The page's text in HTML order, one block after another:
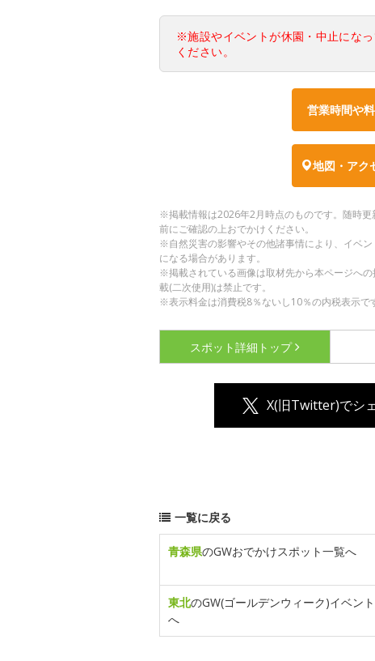
※施設やイベントが休園・中止にな
ください。
営業時間や
地図・アク
※掲載情報は2026年2月時点のものです。随時
前にご確認の上おでかけください。
※自然災害の影響やその他諸事情により、イベ
になる場合があります。
※掲載されている画像は取材先から本ページへ
載(二次使用)は禁止です。
※表示料金は消費税8％ないし10％の内税表示で
スポット詳細 トップ
X(旧Twitter)でシ
一覧に戻る
青森県のGWおでかけスポット一覧へ
東北のGW(ゴールデンウィーク)イベン
へ